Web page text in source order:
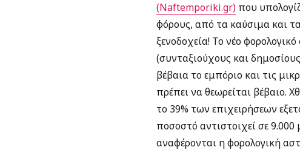
(Naftemporiki.gr)που
φόρους, από τα καύσιμα και
ξενοδοχεία! Το νέο
(συνταξιούχους και
βέβαια το εμπόριο και τις
πρέπει να θεωρείται βέβαιο.
το 39% των επιχειρήσεων
ποσοστό αντιστοιχεί σε 9.000
αναφέρονται η φορολογική